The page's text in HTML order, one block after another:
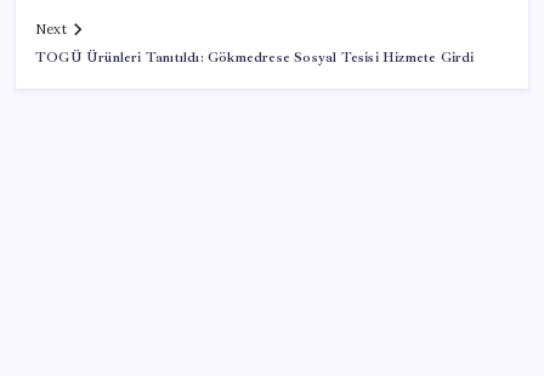
Next
TOGÜ Ürünleri Tanıtıldı: Gökmedrese Sosyal Tesisi Hizmete Girdi